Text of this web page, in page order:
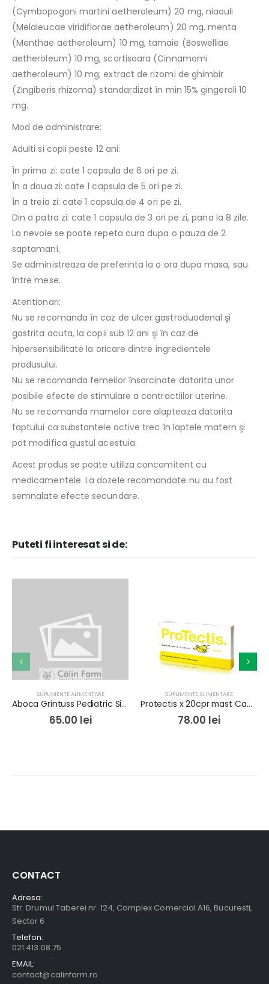
(Cymbopogoni martini aetheroleum) 20 mg, niaouli
(Melaleucae viridiflorae aetheroleum) 20 mg, menta
(Menthae aetheroleum) 10 mg, tamaie (Boswelliae
aetheroleum) 10 mg, scortisoara (Cinnamomi
aetheroleum) 10 mg; extract de rizomi de ghimbir
(Zingiberis rhizoma) standardizat în min 15% gingeroli 10
mg.
Mod de administrare:
Adulti si copii peste 12 ani:
În prima zi: cate 1 capsula de 6 ori pe zi.
În a doua zi: cate 1 capsula de 5 ori pe zi.
În a treia zi: cate 1 capsula de 4 ori pe zi.
Din a patra zi: cate 1 capsula de 3 ori pe zi, pana la 8 zile.
La nevoie se poate repeta cura dupa o pauza de 2
saptamani.
Se administreaza de preferinta la o ora dupa masa, sau
între mese.
Atentionari:
Nu se recomanda în caz de ulcer gastroduodenal şi
gastrita acuta, la copii sub 12 ani şi în caz de
hipersensibilitate la oricare dintre ingredientele
produsului.
Nu se recomanda femeilor însarcinate datorita unor
posibile efecte de stimulare a contractiilor uterine.
Nu se recomanda mamelor care alapteaza datorita
faptului ca substantele active trec în laptele matern şi
pot modifica gustul acestuia.
Acest produs se poate utiliza concomitent cu
medicamentele. La dozele recomandate nu au fost
semnalate efecte secundare.
Puteti fi interesat si de:
SUPLIMENTE ALIMENTARE
Aboca Grintuss Pediatric Sirop Poliresin 180ml
65.00 lei
SUPLIMENTE ALIMENTARE
Protectis x 20cpr mast Capsuni
78.00 lei
CONTACT
Adresa:
Str. Drumul Taberei nr. 124, Complex Comercial A16, Bucuresti,
Sector 6
Telefon:
021.413.08.75
EMAIL:
contact@calinfarm.ro